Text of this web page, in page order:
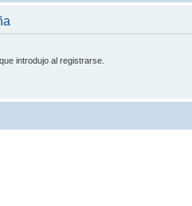
introdujo al registrarse.